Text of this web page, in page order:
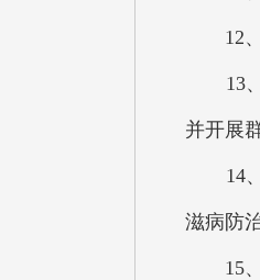
12、
13、
并开展
14、
滋病防
15、